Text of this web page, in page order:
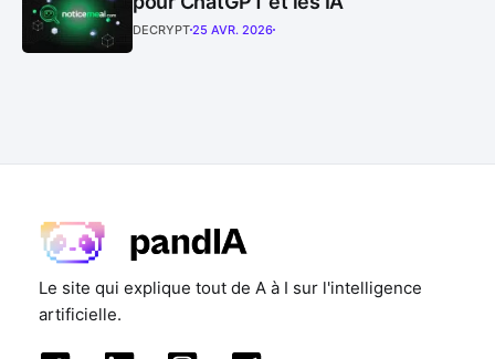
DECRYPT25 AVR. 2026
Le site qui explique tout de A à I sur l'intelligence
artificielle.